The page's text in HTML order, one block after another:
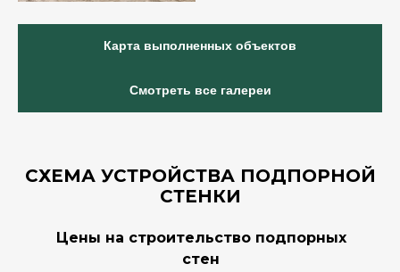
Карта выполненных объектов
Смотреть все галереи
СХЕМА УСТРОЙСТВА ПОДПОРНОЙ
СТЕНКИ
Цены на строительство подпорных
стен